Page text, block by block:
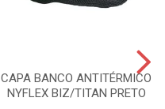
CAPA BANCO ANTITÉRMICO
NYFLEX BIZ/TITAN PRETO